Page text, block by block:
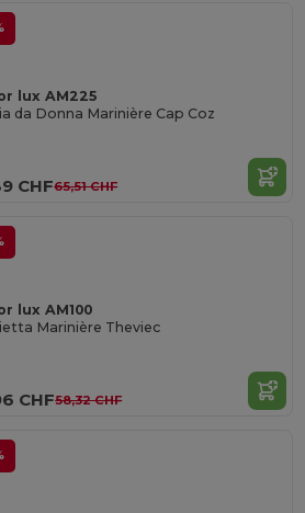
lux AM225
da Donna Marinière Cap Coz
CHF65,51 CHF
lux AM100
Marinière Theviec
CHF58,32 CHF